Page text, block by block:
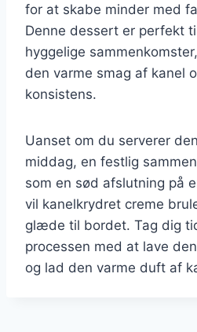
for at skabe minder med
Denne dessert er perfekt
hyggelige
den varme smag af kanel
konsistens.
Uanset om du serverer
middag, en festlig
som en sød afslutning på
vil kanelkrydret creme
glæde til bordet. Tag dig
processen med at lave
og lad den varme duft af